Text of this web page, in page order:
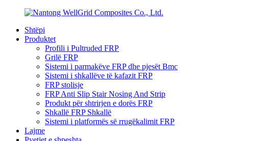
Shtëpi
Produktet
Profili i Pultruded FRP
Grilë FRP
Sistemi i parmakëve FRP dhe pjesët Bmc
Sistemi i shkallëve të kafazit FRP
FRP stolisje
FRP Anti Slip Stair Nosing And Strip
Produkt për shtrirjen e dorës FRP
Shkallë FRP Shkallë
Sistemi i platformës së rrugëkalimit FRP
Lajme